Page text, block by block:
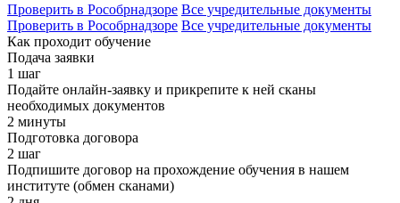
Проверить в Рособрнадзоре Все учредительные документы
Проверить в Рособрнадзоре Все учредительные документы
Как проходит обучение
Подача заявки
1 шаг
Подайте онлайн-заявку и прикрепите к ней сканы
необходимых документов
2 минуты
Подготовка договора
2 шаг
Подпишите договор на прохождение обучения в нашем
институте (обмен сканами)